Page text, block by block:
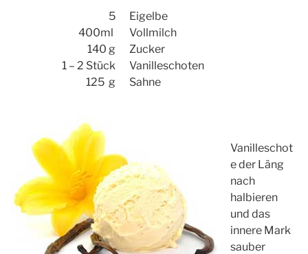
5
Eigelbe
400ml
Vollmilch
140 g
Zucker
1 – 2 Stück
Vanilleschoten
125 g
Sahne
Vanilleschot
e der Läng
nach
halbieren
und das
innere Mark
sauber